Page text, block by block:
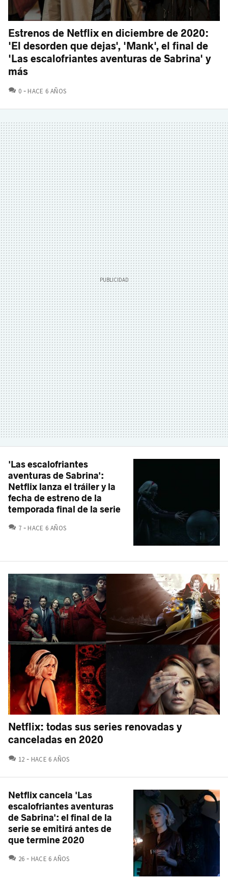
Estrenos de Netflix en diciembre de 2020:
'El desorden que dejas', 'Mank', el final de
'Las escalofriantes aventuras de Sabrina' y
más
0 COMENTARIOS
HACE 6 AÑOS
'Las escalofriantes
aventuras de Sabrina':
Netflix lanza el tráiler y la
fecha de estreno de la
temporada final de la serie
7 COMENTARIOS
HACE 6 AÑOS
Netflix: todas sus series renovadas y
canceladas en 2020
12 COMENTARIOS
HACE 6 AÑOS
Netflix cancela 'Las
escalofriantes aventuras
de Sabrina': el final de la
serie se emitirá antes de
que termine 2020
26 COMENTARIOS
HACE 6 AÑOS